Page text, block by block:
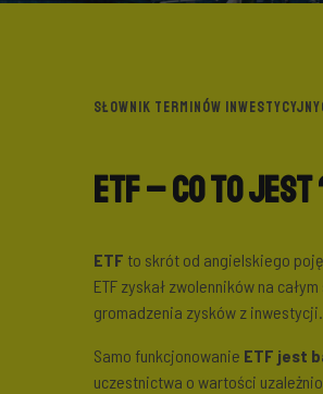
SŁOWNIK TERMINÓW
ETF – co to jest
ETF to skrót od angielskiego
ETF zyskał zwolenników na
gromadzenia zysków z inwestycji.
Samo funkcjonowanie ETF jest
uczestnictwa o wartości